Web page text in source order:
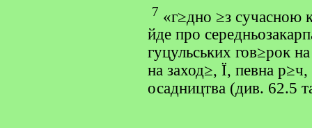
7 «г≥дно ≥з сучасною
йде про
гуцульських гов≥рок
на заход≥, Ї, певна
осадництва (див. 62.5